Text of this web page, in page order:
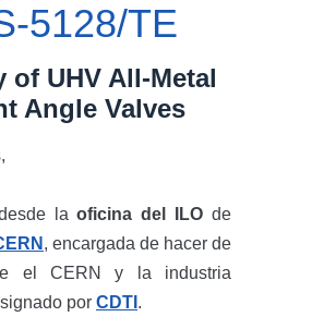
5128/TE
of UHV All-Metal
Angle Valves
laoficina del ILO de
, encargada de hacer de
el CERN y la industria
por CDTI .